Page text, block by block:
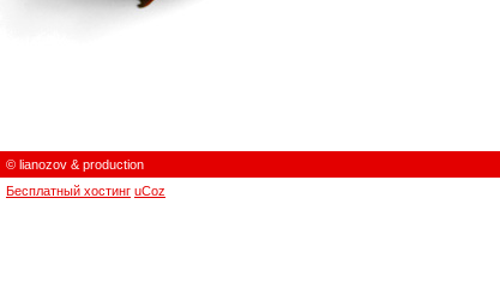
© lianozov & production
Бесплатный хостинг uCoz